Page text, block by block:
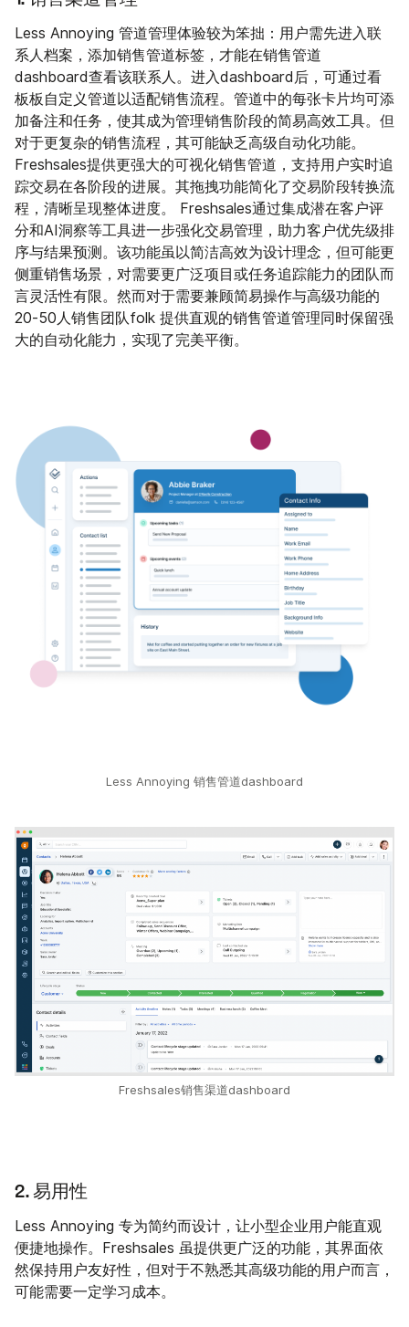
Less Annoying 管道管理体验较为笨拙：用户需先进入联
系人档案，添加销售管道标签，才能在销售管道
dashboard查看该联系人。进入dashboard后，可通过看
板板自定义管道以适配销售流程。管道中的每张卡片均可添
加备注和任务，使其成为管理销售阶段的简易高效工具。但
对于更复杂的销售流程，其可能缺乏高级自动化功能。
Freshsales提供更强大的可视化销售管道，支持用户实时追
踪交易在各阶段的进展。其拖拽功能简化了交易阶段转换流
程，清晰呈现整体进度。 Freshsales通过集成潜在客户评
分和AI洞察等工具进一步强化交易管理，助力客户优先级排
序与结果预测。该功能虽以简洁高效为设计理念，但可能更
侧重销售场景，对需要更广泛项目或任务追踪能力的团队而
言灵活性有限。然而对于需要兼顾简易操作与高级功能的
20-50人销售团队folk 提供直观的销售管道管理同时保留强
大的自动化能力，实现了完美平衡。
Less Annoying 销售管道dashboard
Freshsales销售渠道dashboard
2. 易用性
Less Annoying 专为简约而设计，让小型企业用户能直观
便捷地操作。Freshsales 虽提供更广泛的功能，其界面依
然保持用户友好性，但对于不熟悉其高级功能的用户而言，
可能需要一定学习成本。